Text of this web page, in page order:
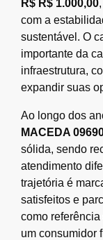
R$ R$ 1.000,00
com a
sustentável. O
importante da
infraestrutura,
expandir suas
Ao longo dos
MACEDA
sólida, sendo
atendimento
trajetória é
satisfeitos e
como
um consumidor